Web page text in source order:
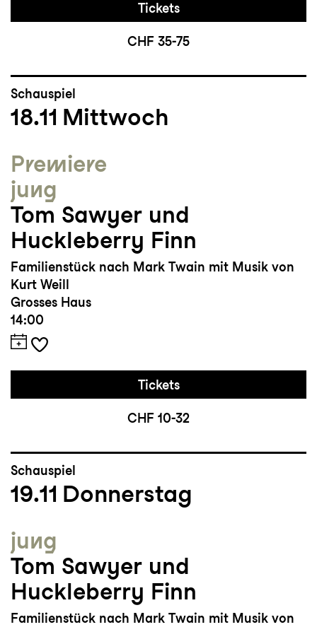
Tickets
CHF 35-75
Schauspiel
18.11 Mittwoch
Premiere
jung
Tom Sawyer und
Huckleberry Finn
Familienstück nach Mark Twain mit Musik von
Kurt Weill
Grosses Haus
14:00
Tickets
CHF 10-32
Schauspiel
19.11 Donnerstag
jung
Tom Sawyer und
Huckleberry Finn
Familienstück nach Mark Twain mit Musik von